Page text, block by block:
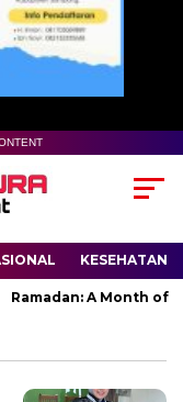
KESEHATAN
Ramadan: A Month of